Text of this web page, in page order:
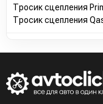
Тросик сцепления
Тросик сцепления